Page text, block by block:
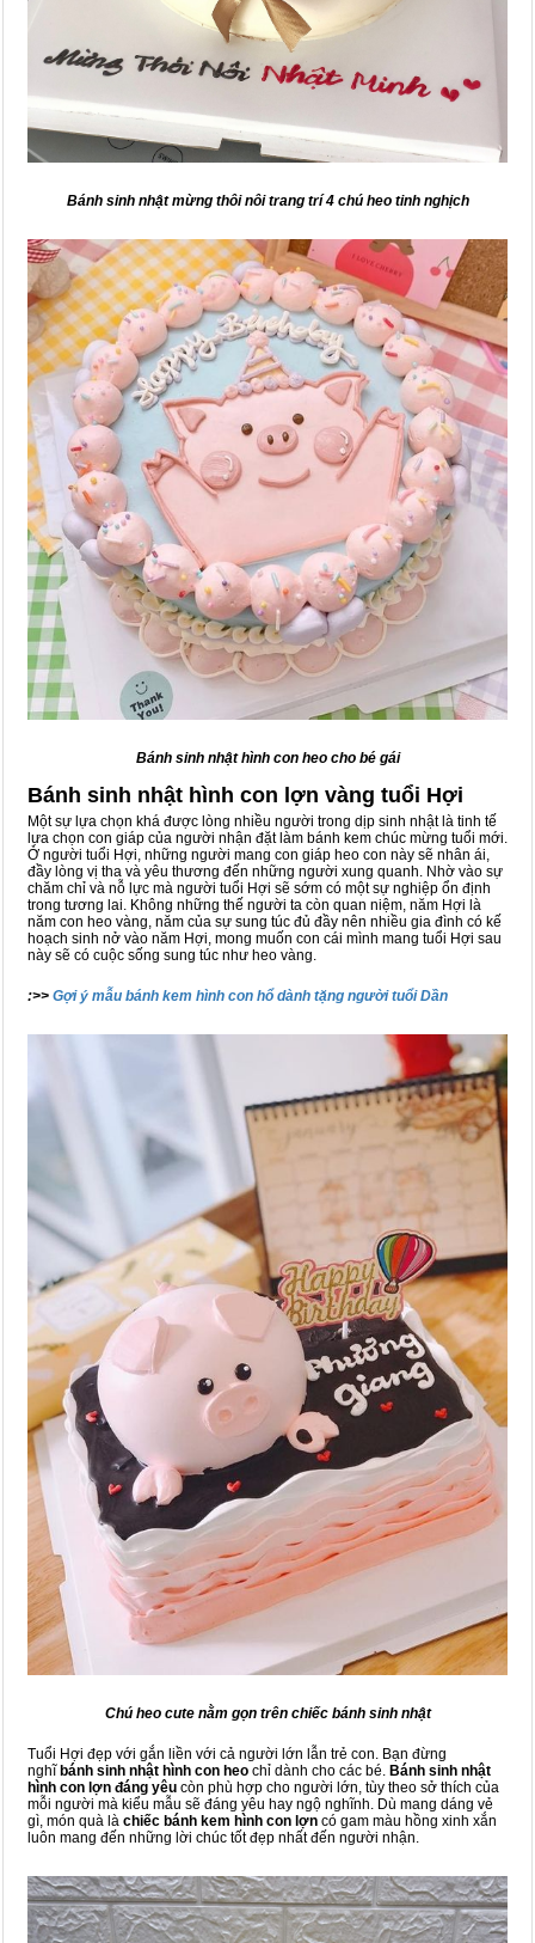
Bánh sinh nhật mừng thôi nôi trang trí 4 chú heo tinh nghịch
Bánh sinh nhật hình con heo cho bé gái
Bánh sinh nhật hình con lợn vàng tuổi Hợi
Một sự lựa chọn khá được lòng nhiều người trong dịp sinh nhật là tinh tế
lựa chọn con giáp của người nhận đặt làm bánh kem chúc mừng tuổi mới.
Ở người tuổi Hợi, những người mang con giáp heo con này sẽ nhân ái,
đầy lòng vị tha và yêu thương đến những người xung quanh. Nhờ vào sự
chăm chỉ và nỗ lực mà người tuổi Hợi sẽ sớm có một sự nghiệp ổn định
trong tương lai. Không những thế người ta còn quan niệm, năm Hợi là
năm con heo vàng, năm của sự sung túc đủ đầy nên nhiều gia đình có kế
hoạch sinh nở vào năm Hợi, mong muốn con cái mình mang tuổi Hợi sau
này sẽ có cuộc sống sung túc như heo vàng.
:>> Gợi ý mẫu bánh kem hình con hổ dành tặng người tuổi Dần
Chú heo cute nằm gọn trên chiếc bánh sinh nhật
Tuổi Hợi đẹp với gắn liền với cả người lớn lẫn trẻ con. Bạn đừng
nghĩ bánh sinh nhật hình con heo chỉ dành cho các bé. Bánh sinh nhật
hình con lợn đáng yêu còn phù hợp cho người lớn, tùy theo sở thích của
mỗi người mà kiểu mẫu sẽ đáng yêu hay ngộ nghĩnh. Dù mang dáng vẻ
gì, món quà là chiếc bánh kem hình con lợn có gam màu hồng xinh xắn
luôn mang đến những lời chúc tốt đẹp nhất đến người nhận.